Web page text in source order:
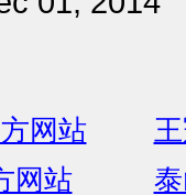
网站
网站